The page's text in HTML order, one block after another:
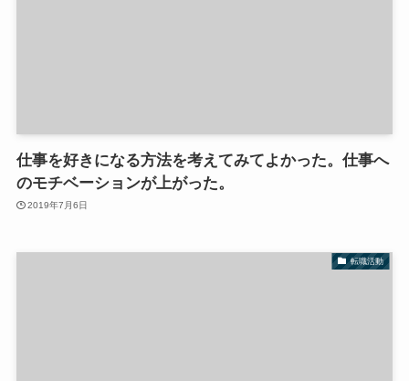
仕事を好きになる方法を考えてみてよかった。仕事へ
のモチベーションが上がった。
2019年7月6日
転職活動